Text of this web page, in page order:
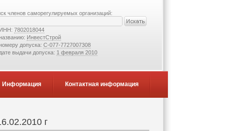
членов саморегулируемых организаций:
7802018044
ИнвестСтрой
допуска: С-077-7727007308
выдачи допуска: 1 февраля 2010
Информация Контактная информация
г